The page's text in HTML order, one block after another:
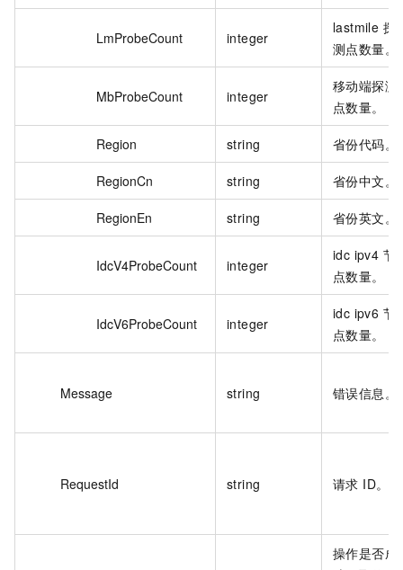
LmProbeCount integer
lastmile 探
测点数量。
MbProbeCount integer
移动端探测
点数量。
Region string 省份代码。
RegionCn string 省份中文。
RegionEn string 省份英文。
IdcV4ProbeCount integer
idc ipv4 节
点数量。
IdcV6ProbeCount integer
idc ipv6 节
点数量。
Message string 错误信息。
RequestId string 请求 ID。
操作是否成